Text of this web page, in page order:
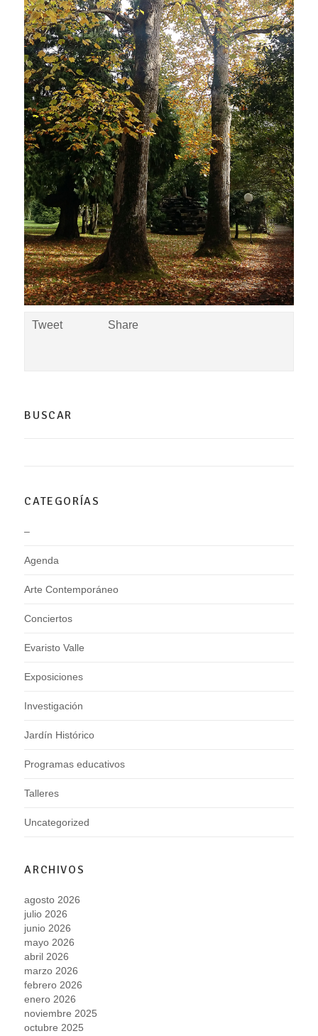
Tweet Share
BUSCAR
CATEGORÍAS
–
Agenda
Arte Contemporáneo
Conciertos
Evaristo Valle
Exposiciones
Investigación
Jardín Histórico
Programas educativos
Talleres
Uncategorized
ARCHIVOS
agosto 2026
julio 2026
junio 2026
mayo 2026
abril 2026
marzo 2026
febrero 2026
enero 2026
noviembre 2025
octubre 2025